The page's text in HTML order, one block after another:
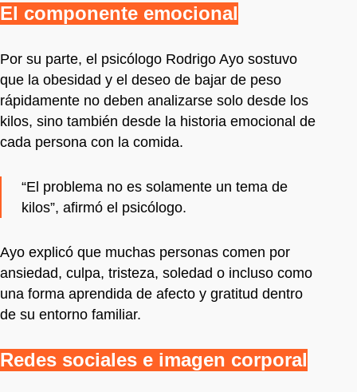
El componente emocional
Por su parte, el psicólogo Rodrigo Ayo sostuvo
que la obesidad y el deseo de bajar de peso
rápidamente no deben analizarse solo desde los
kilos, sino también desde la historia emocional de
cada persona con la comida.
“El problema no es solamente un tema de
kilos”, afirmó el psicólogo.
Ayo explicó que muchas personas comen por
ansiedad, culpa, tristeza, soledad o incluso como
una forma aprendida de afecto y gratitud dentro
de su entorno familiar.
Redes sociales e imagen corporal